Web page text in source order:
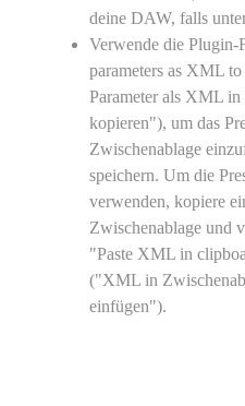
deine DAW, falls
Verwende die
parameters as XML
Parameter als XML
kopieren"), um das
Zwischenablage
speichern. Um die
verwenden, kopiere
Zwischenablage und
"Paste XML in
("XML in
einfügen").